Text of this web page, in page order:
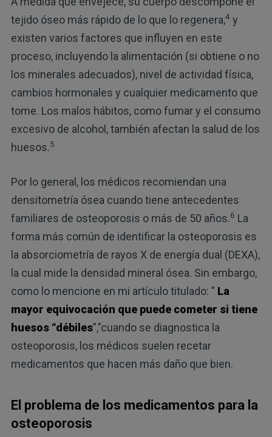
tejido óseo más rápido de lo que lo regenera,4y
existen varios factores que influyen en este
proceso, incluyendo la alimentación (si obtiene o no
los minerales adecuados), nivel de actividad física,
cambios hormonales y cualquier medicamento que
tome. Los malos hábitos, como fumar y el consumo
excesivo de alcohol, también afectan la salud de los
huesos.5
Por lo general, los médicos recomiendan una
densitometría ósea cuando tiene antecedentes
familiares de osteoporosis o más de 50 años.6 La
forma más común de identificar la osteoporosis es
la absorciometría de rayos X de energía dual (DEXA),
la cual mide la densidad mineral ósea. Sin embargo,
como lo mencione en mi artículo titulado: " La
mayor equivocación que puede cometer si tiene
huesos “débiles”,"cuando se diagnostica la
osteoporosis, los médicos suelen recetar
medicamentos que hacen más daño que bien.
El problema de los medicamentos para la
osteoporosis